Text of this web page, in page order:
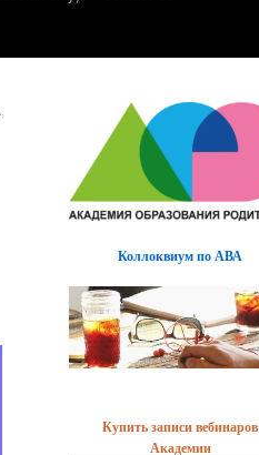
Коллоквиум по АВА
Купить записи вебинаров
Академии